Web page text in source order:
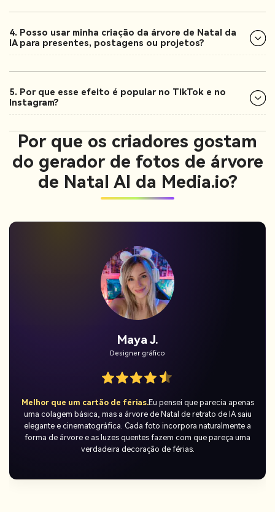
4. Posso usar minha criação da árvore de Natal da
IA para presentes, postagens ou projetos?
5. Por que esse efeito é popular no TikTok e no
Instagram?
Por que os criadores gostam
do gerador de fotos de árvore
de Natal AI da Media.io?
Maya J.
Designer gráfico
Melhor que um cartão de férias.Eu pensei que parecia apenas
uma colagem básica, mas a árvore de Natal de retrato de IA saiu
elegante e cinematográfica. Cada foto incorpora naturalmente a
forma de árvore e as luzes quentes fazem com que pareça uma
verdadeira decoração de férias.